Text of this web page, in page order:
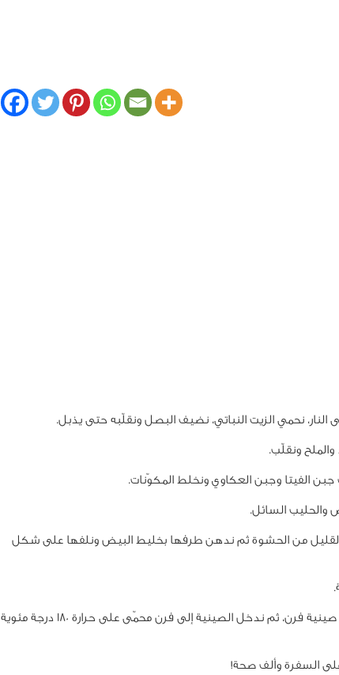
نحمي الزيت النباتي، نضيف البصل ونقلّبه حتى يذبل.
ونقلّب.
جبن الفيتا وجبن العكاوي ونخلط المكوّنات.
والحليب السائل.
من الحشوة ثم ندهن طرفها بخليط البيض ونلفها على شكل
نوزّع رولات السبانخ والجبن في صينية فرن، ثم ندخل الصينية إلى فرن محمّى على حرارة 180 درجة مئوية
السفرة وألف صحة!